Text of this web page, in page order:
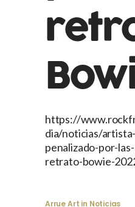
https://
dia/noticias/
penalizado-por-
retrato-bowie-
Arrue Art in Noticias